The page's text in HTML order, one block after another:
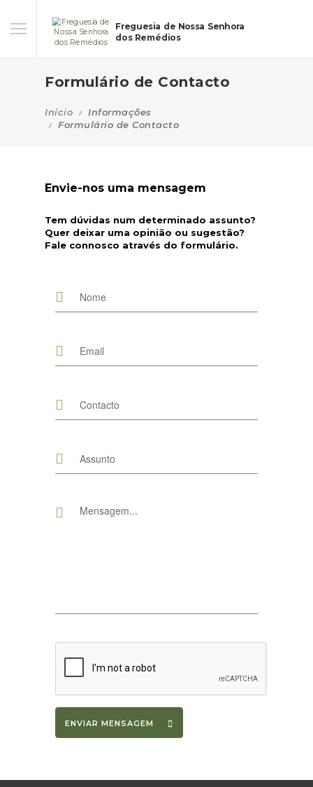
Freguesia de Nossa Senhora
dos Remédios
Formulário de Contacto
Início
Informações
Formulário de Contacto
Envie-nos uma mensagem
Tem dúvidas num determinado assunto?
Quer deixar uma opinião ou sugestão?
Fale connosco através do formulário.
ENVIAR MENSAGEM